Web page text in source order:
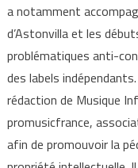
a notamment
d’Astonvilla et les
problématiques anti-
des labels
rédaction de Musique
promusicfrance,
afin de promouvoir la